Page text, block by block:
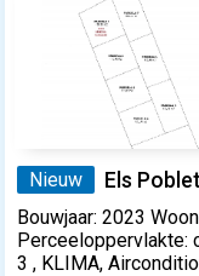
Nieuw Els
Bouwjaar: 2023
Perceeloppervlakte:
3 , KLIMA,